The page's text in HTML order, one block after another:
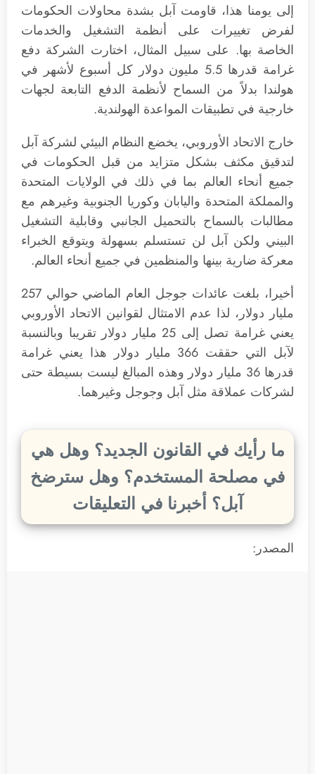
إلى يومنا هذا، قاومت آبل بشدة محاولات الحكومات
لفرض تغييرات على أنظمة التشغيل والخدمات
الخاصة بها. على سبيل المثال، اختارت الشركة دفع
غرامة قدرها 5.5 مليون دولار كل أسبوع لأشهر في
هولندا بدلاً من السماح لأنظمة الدفع التابعة لجهات
خارجية في تطبيقات المواعدة الهولندية.
خارج الاتحاد الأوروبي، يخضع النظام البيئي لشركة آبل
لتدقيق مكثف بشكل متزايد من قبل الحكومات في
جميع أنحاء العالم بما في ذلك في الولايات المتحدة
والمملكة المتحدة واليابان وكوريا الجنوبية وغيرهم مع
مطالبات بالسماح بالتحميل الجانبي وقابلية التشغيل
البيني ولكن آبل لن تستسلم بسهولة ويتوقع الخبراء
معركة ضارية بينها والمنظمين في جميع أنحاء العالم.
أخيرا، بلغت عائدات جوجل العام الماضي حوالي 257
مليار دولار، لذا عدم الامتثال لقوانين الاتحاد الأوروبي
يعني غرامة تصل إلى 25 مليار دولار تقريبا وبالنسبة
لآبل التي حققت 366 مليار دولار هذا يعني غرامة
قدرها 36 مليار دولار وهذه المبالغ ليست بسيطة حتى
لشركات عملاقة مثل آبل وجوجل وغيرهما.
ما رأيك في القانون الجديد؟ وهل هي
في مصلحة المستخدم؟ وهل سترضخ
آبل؟ أخبرنا في التعليقات
المصدر: